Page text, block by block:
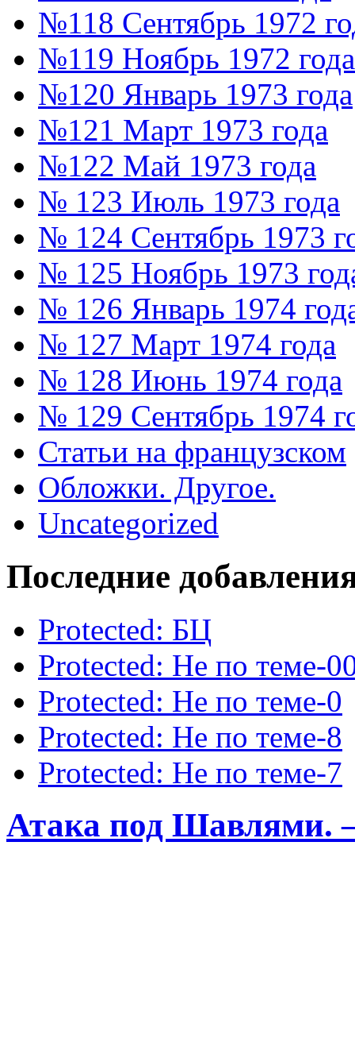
№118 Сентябрь 1972
№119 Ноябрь 1972 года
№120 Январь 1973 года
№121 Март 1973 года
№122 Май 1973 года
№ 123 Июль 1973 года
№ 124 Сентябрь 1973
№ 125 Ноябрь 1973
№ 126 Январь 1974
№ 127 Март 1974 года
№ 128 Июнь 1974 года
№ 129 Сентябрь 1974
Статьи на французском
Обложки. Другое.
Uncategorized
Последние
Protected: БЦ
Protected: Не по теме-
Protected: Не по теме-0
Protected: Не по теме-8
Protected: Не по теме-7
Атака под Шавлями.